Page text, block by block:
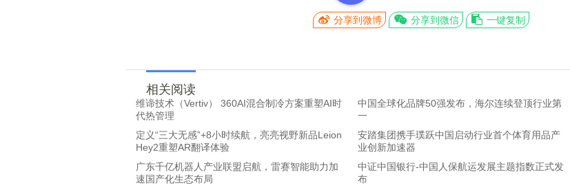
分享到微博 分享到微信 一键复制
相关阅读
维谛技术（Vertiv） 360AI混合制冷方案重塑AI时
代热管理
中国全球化品牌50强发布，海尔连续登顶行业第
一
定义“三大无感”+8小时续航，亮亮视野新品Leion
Hey2重塑AR翻译体验
安踏集团携手璞跃中国启动行业首个体育用品产
业创新加速器
广东千亿机器人产业联盟启航，雷赛智能助力加
速国产化生态布局
中证中国银行-中国人保航运发展主题指数正式发
布